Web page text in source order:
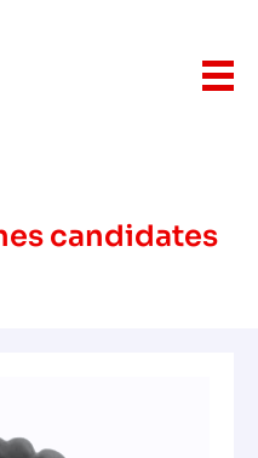
candidates